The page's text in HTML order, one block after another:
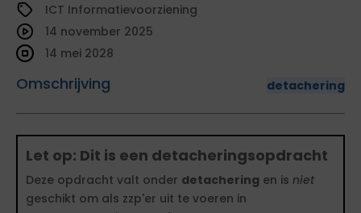
ICT Informatievoorziening
Omschrijving detachering
14 november 2025
14 mei 2028
Let op: Dit is een detacheringsopdracht
Deze opdracht valt onder detachering en is niet
geschikt om als zzp'er uit te voeren in